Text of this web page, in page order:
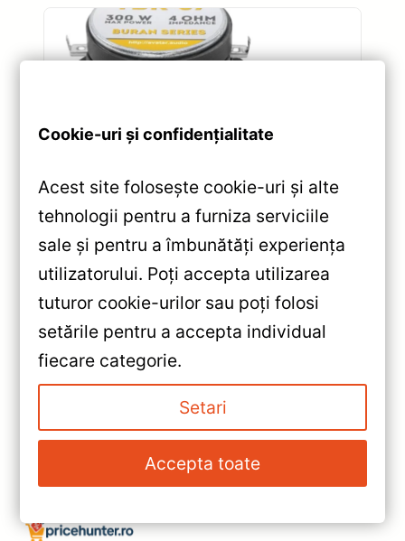
Car audio Difuzoare auto
Review Tweeter Auto Avatar
Buran TBR-57: Sunet
Cristalin și Putere
Impresionantă
23 aprilie 2025
Cookie-uri și confidențialitate
Acest site folosește cookie-uri și alte
tehnologii pentru a furniza serviciile
sale și pentru a îmbunătăți experiența
utilizatorului. Poți accepta utilizarea
tuturor cookie-urilor sau poți folosi
setările pentru a accepta individual
fiecare categorie.
Setari
Accepta toate